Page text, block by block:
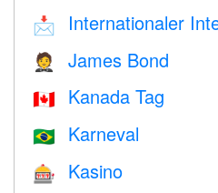
📩 Internationaler
🤵 James Bond
🇨🇦 Kanada Tag
🇧🇷 Karneval
🎰 Kasino